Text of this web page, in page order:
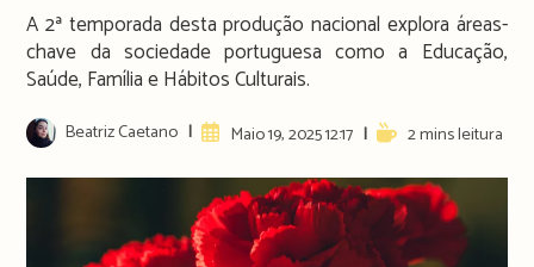
A 2ª temporada desta produção nacional explora áreas-
chave da sociedade portuguesa como a Educação,
Saúde, Família e Hábitos Culturais.
Post
author:
Beatriz Caetano
ArtigoMaio 19, 2025 12:17
Reading2 mins leitura